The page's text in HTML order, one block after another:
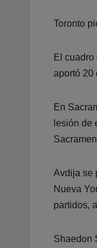
Toronto
El
aportó 20
En
lesión de
Avdija se
Nueva
partidos,
Shaedon